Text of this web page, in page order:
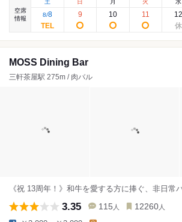
空席
情報
土
8/8
日
9
月
10
火
11
水
12
MOSS Dining Bar
三軒茶屋駅 275m / 肉バル
《祝 13周年！》和牛を愛する方に捧ぐ、非日常
3.35 115 人 12260 人